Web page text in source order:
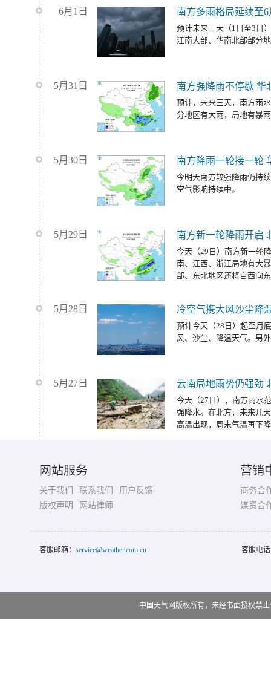
6月1日 南方多雨格局延续至
预计未来三天（1日至3日
江南大部、华南北部部分
5月31日 南方强降雨不停歇 华
预计，未来三天，南方雨
分地区有大雨，局地有暴
5月30日 南方降雨一轮接一轮
今明天南方较强降雨仍持
空气影响持续中。
5月29日 南方新一轮降雨开启
今天（29日）南方新一轮
南、江西、浙江局地有大
部、东北地区还将自西向
5月28日 冷空气携大风沙尘降
预计今天（28日）起至月
风、沙尘、降温天气。另
5月27日 云南局地雨势仍强劲
今天（27日），南方雨水
强降水。在北方，未来几
高温出现，周末气温再下
网站服务
关于我们 联系我们
用户反馈
版权声明
网站律师
营销
商务合
媒资合
客服邮箱： service@weather.com.cn 客服电
中国天气网版权所有，未经书面授权